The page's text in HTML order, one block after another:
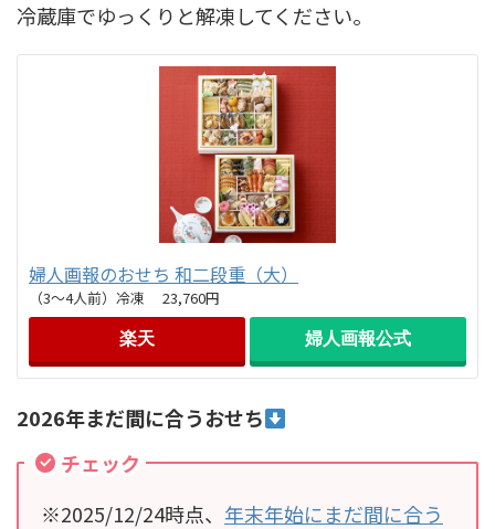
冷蔵庫でゆっくりと解凍してください。
婦人画報のおせち 和二段重（大）
（3～4人前）冷凍 23,760円
楽天 婦人画報公式
2026年まだ間に合うおせち
チェック
※2025/12/24時点、 年末年始にまだ間に合う